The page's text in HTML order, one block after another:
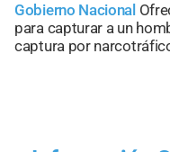
Gobierno Nacional
para capturar a un
captura por